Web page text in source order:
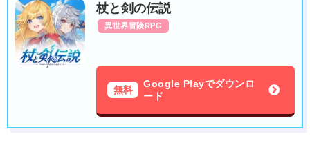
杖と剣の伝説
異世界冒険RPG
無料
Google Playでダウンロ
ード